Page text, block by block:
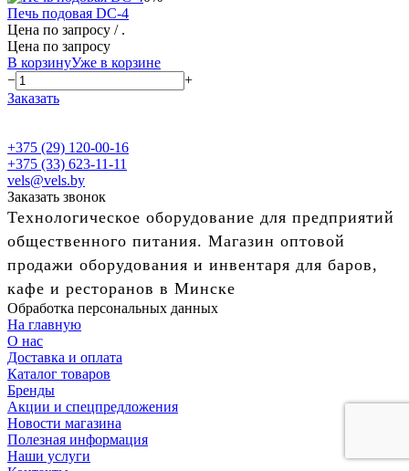
Печь подовая DC-4
Цена по запросу / .
Цена по запросу
В корзинуУже в корзине
−
+
Заказать
+375 (29) 120-00-16
+375 (33) 623-11-11
vels@vels.by
Заказать звонок
Технологическое оборудование для предприятий
общественного питания. Магазин оптовой
продажи оборудования и инвентаря для баров,
кафе и ресторанов в Минске
Обработка персональных данных
На главную
О нас
Доставка и оплата
Каталог товаров
Бренды
Акции и спецпредложения
Новости магазина
Полезная информация
Наши услуги